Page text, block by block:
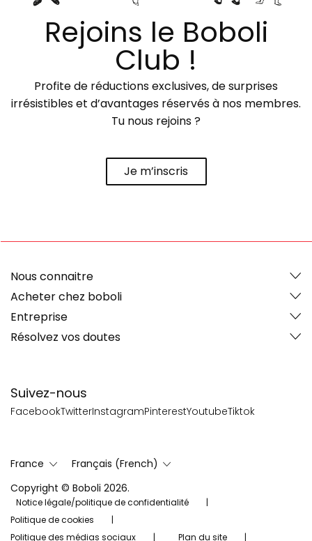
Rejoins le Boboli
Club !
Profite de réductions exclusives, de surprises
irrésistibles et d’avantages réservés à nos membres.
Tu nous rejoins ?
Je m’inscris
Suivez-nous
FacebookTwitterInstagramPinterestYoutubeTiktok
Nous connaitre
Acheter chez boboli
Entreprise
Résolvez vos doutes
France
Français (French)
Copyright © Boboli 2026.
Notice légale/politique de confidentialité
Politique de cookies
Politique des médias sociaux
Plan du site